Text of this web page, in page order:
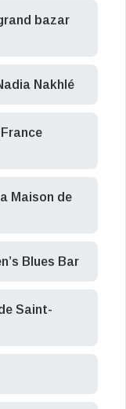
bazar
Nakhlé
Maison de
Blues Bar
Saint-